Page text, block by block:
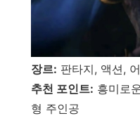
장르: 판타지, 액션,
추천 포인트: 흥미로
형 주인공